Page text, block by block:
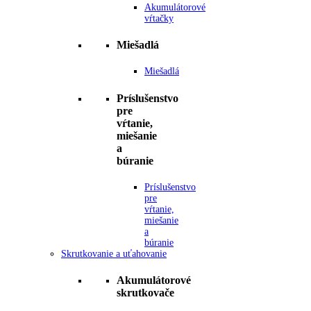
Akumulátorové
vŕtačky
Miešadlá
Miešadlá
Príslušenstvo
pre
vŕtanie,
miešanie
a
búranie
Príslušenstvo
pre
vŕtanie,
miešanie
a
búranie
Skrutkovanie a uťahovanie
Akumulátorové
skrutkovače